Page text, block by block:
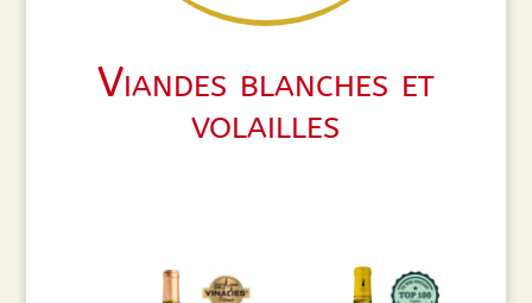
Viandes blanches et
volailles